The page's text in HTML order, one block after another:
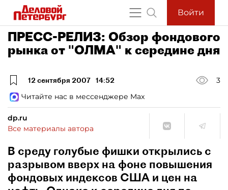
Войти
ПРЕСС-РЕЛИЗ: Обзор фондового
рынка от "ОЛМА" к середине дня
12 сентября 2007 14:52
3
Читайте нас в мессенджере Max
dp.ru
Все материалы автора
В среду голубые фишки открылись с
разрывом вверх на фоне повышения
фондовых индексов США и цен на